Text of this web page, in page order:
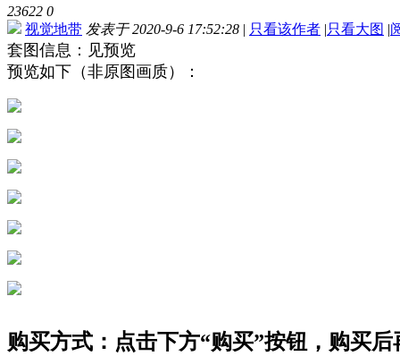
23622 0
视觉地带 发表于 2020-9-6 17:52:28 | 只看该作者 |只看大图 |
套图信息：见预览
预览如下（非原图画质）：
购买方式：点击下方“购买”按钮，购买